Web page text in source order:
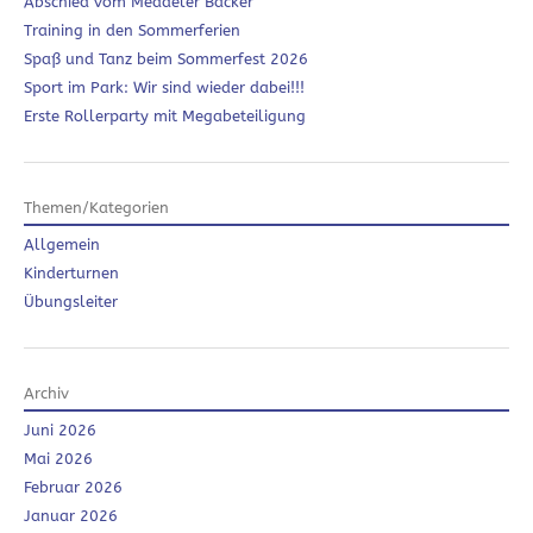
Training in den Sommerferien
Spaß und Tanz beim Sommerfest 2026
Sport im Park: Wir sind wieder dabei!!!
Erste Rollerparty mit Megabeteiligung
Themen/Kategorien
Allgemein
Kinderturnen
Übungsleiter
Archiv
Juni 2026
Mai 2026
Februar 2026
Januar 2026